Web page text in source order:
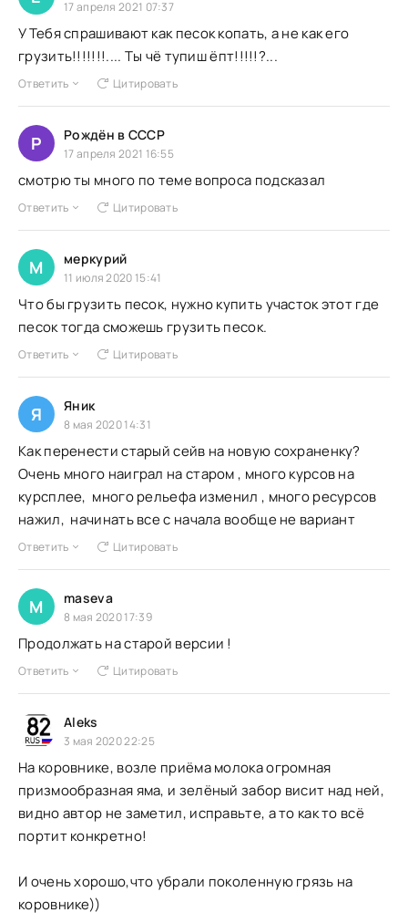
17 апреля 2021 07:37
У Тебя спрашивают как песок копать, а не как его
грузить!!!!!!!.... Ты чё тупиш ёпт!!!!!?...
Ответить Цитировать
Р Рождён в СССР
17 апреля 2021 16:55
смотрю ты много по теме вопроса подсказал
Ответить Цитировать
М меркурий
11 июля 2020 15:41
Что бы грузить песок, нужно купить участок этот где
песок тогда сможешь грузить песок.
Ответить Цитировать
Я Яник
8 мая 2020 14:31
Как перенести старый сейв на новую сохраненку?
Очень много наиграл на старом , много курсов на
курсплее, много рельефа изменил , много ресурсов
нажил, начинать все с начала вообще не вариант
Ответить Цитировать
M maseva
8 мая 2020 17:39
Продолжать на старой версии !
Ответить Цитировать
Aleks
3 мая 2020 22:25
На коровнике, возле приёма молока огромная
призмообразная яма, и зелёный забор висит над ней,
видно автор не заметил, исправьте, а то как то всё
портит конкретно!
И очень хорошо,что убрали поколенную грязь на
коровнике))